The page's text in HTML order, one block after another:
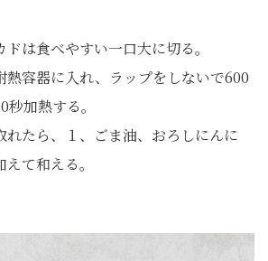
は食べやすい一口大に切る。
容器に入れ、ラップをしないで600
加熱する。
れたら、１、ごま油、おろしにんに
て和える。